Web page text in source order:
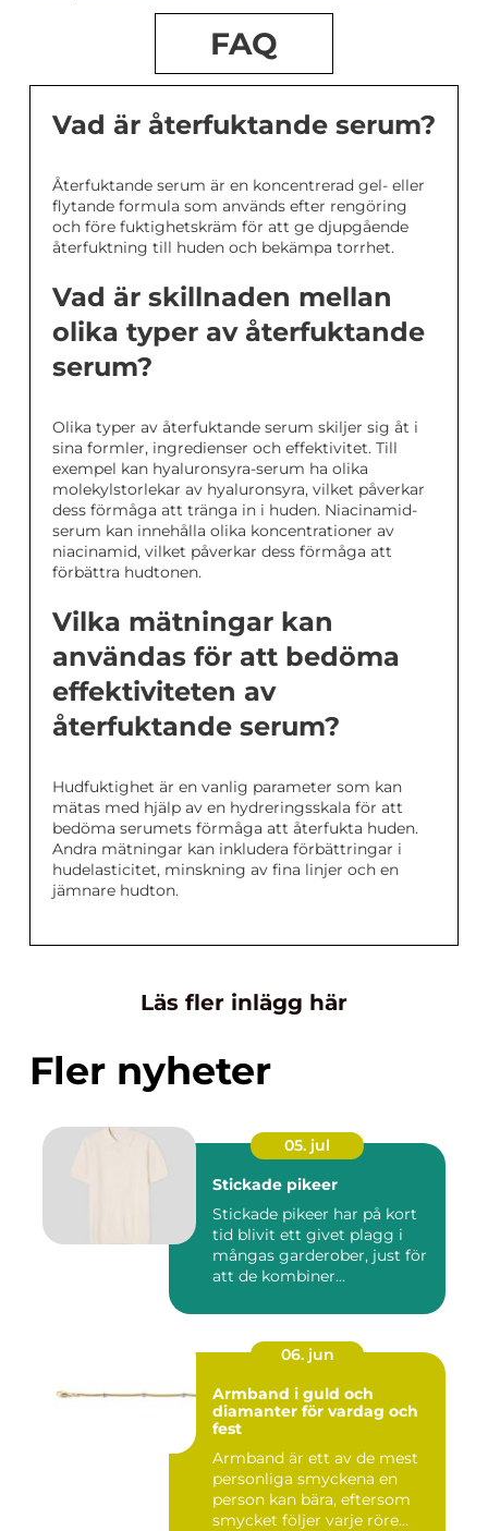
FAQ
Vad är återfuktande serum?
Återfuktande serum är en koncentrerad gel- eller
flytande formula som används efter rengöring
och före fuktighetskräm för att ge djupgående
återfuktning till huden och bekämpa torrhet.
Vad är skillnaden mellan
olika typer av återfuktande
serum?
Olika typer av återfuktande serum skiljer sig åt i
sina formler, ingredienser och effektivitet. Till
exempel kan hyaluronsyra-serum ha olika
molekylstorlekar av hyaluronsyra, vilket påverkar
dess förmåga att tränga in i huden. Niacinamid-
serum kan innehålla olika koncentrationer av
niacinamid, vilket påverkar dess förmåga att
förbättra hudtonen.
Vilka mätningar kan
användas för att bedöma
effektiviteten av
återfuktande serum?
Hudfuktighet är en vanlig parameter som kan
mätas med hjälp av en hydreringsskala för att
bedöma serumets förmåga att återfukta huden.
Andra mätningar kan inkludera förbättringar i
hudelasticitet, minskning av fina linjer och en
jämnare hudton.
Läs fler inlägg här
Fler nyheter
05. jul
Stickade pikeer
Stickade pikeer har på kort
tid blivit ett givet plagg i
mångas garderober, just för
att de kombiner...
06. jun
Armband i guld och
diamanter för vardag och
fest
Armband är ett av de mest
personliga smyckena en
person kan bära, eftersom
smycket följer varje röre...